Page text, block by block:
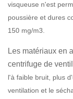
visqueuse n'est
poussière et dures
150 mg/m3.
Les matériaux en
centrifuge de
l'à faible bruit, plus
ventilation et le